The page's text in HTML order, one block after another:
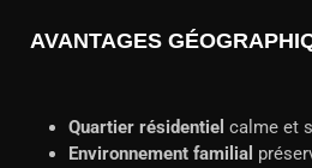
AVANTAGES
Quartier résidentiel calme et
Environnement familial